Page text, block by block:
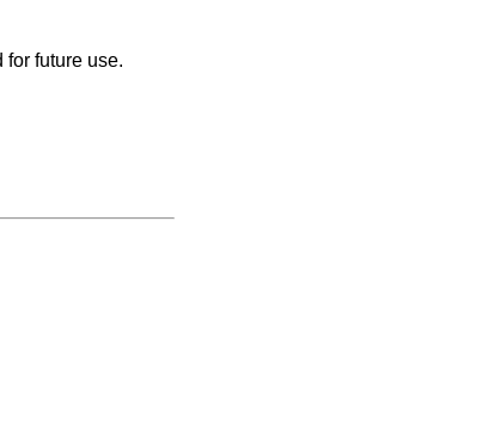
for future use.